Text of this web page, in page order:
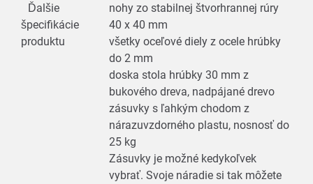
Ďalšie
špecifikácie
produktu
nohy zo stabilnej štvorhrannej rúry
40 x 40 mm
všetky oceľové diely z ocele hrúbky
do 2 mm
doska stola hrúbky 30 mm z
bukového dreva, nadpájané drevo
zásuvky s ľahkým chodom z
nárazuvzdorného plastu, nosnosť do
25 kg
Zásuvky je možné kedykoľvek
vybrať. Svoje náradie si tak môžete